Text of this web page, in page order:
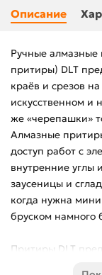
Описание
Ручные
притиры) DLT
краёв и срезов
искусственном и
же «черепашки»
Алмазные
доступ работ с
внутренние углы
заусеницы и
когда нужна
бруском намного
Притиры DLT